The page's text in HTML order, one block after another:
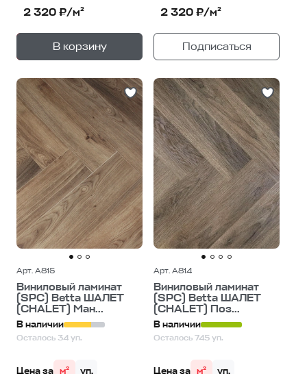
2 320 ₽/м²
В корзину
— 1уп.
2 320 ₽/м²
Подписаться
Арт. A815
Виниловый ламинат
(SPC) Betta ШАЛЕТ
(CHALET) Ман...
В наличии
Осталось 34 уп.
Цена за м² уп.
Арт. A814
Виниловый ламинат
(SPC) Betta ШАЛЕТ
(CHALET) Поз...
В наличии
Осталось 745 уп.
Цена за м² уп.